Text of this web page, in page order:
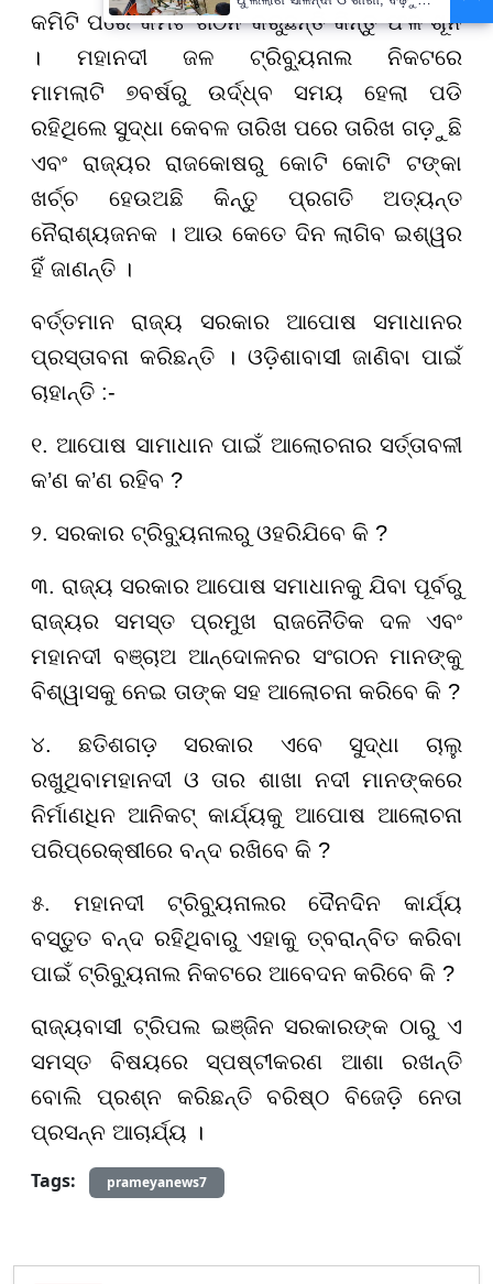
କମିଟିପରେ କମିଟିଗଠନ କରୁଛନ୍ତି କିନ୍ତୁ ଫଳ ଶୂନ
। ମହାନଦୀ ଜଳ ଟ୍ରିବ୍ୟୁନାଲ ନିକଟରେ
ମାମଲାଟି ୭ବର୍ଷରୁ ଉର୍ଦ୍ଧ୍ବ ସମୟ ହେଲା ପଡି
ରହିଥିଲେ ସୁଦ୍ଧା କେବଳ ତାରିଖ ପରେ ତାରିଖ ଗଡ଼ୁଛି
ଏବଂ ରାଜ୍ୟର ରାଜକୋଷରୁ କୋଟି କୋଟି ଟଙ୍କା
ଖର୍ଚ୍ଚ ହେଉଅଛି କିନ୍ତୁ ପ୍ରଗତି ଅତ୍ୟନ୍ତ
ନୈରାଶ୍ୟଜନକ । ଆଉ କେତେ ଦିନ ଲାଗିବ ଇଶ୍ୱର
ହିଁ ଜାଣନ୍ତି ।
ବର୍ତ୍ତମାନ ରାଜ୍ୟ ସରକାର ଆପୋଷ ସମାଧାନର
ପ୍ରସ୍ତାବନା କରିଛନ୍ତି । ଓଡ଼ିଶାବାସୀ ଜାଣିବା ପାଇଁ
ଚାହାନ୍ତି :-
୧. ଆପୋଷ ସାମାଧାନ ପାଇଁ ଆଲୋଚନାର ସର୍ତ୍ତାବଳୀ
କ’ଣ କ’ଣ ରହିବ ?
୨. ସରକାର ଟ୍ରିବ୍ୟୁନାଲରୁ ଓହରିଯିବେ କି ?
୩. ରାଜ୍ୟ ସରକାର ଆପୋଷ ସମାଧାନକୁ ଯିବା ପୂର୍ବରୁ
ରାଜ୍ୟର ସମସ୍ତ ପ୍ରମୁଖ ରାଜନୈତିକ ଦଳ ଏବଂ
ମହାନଦୀ ବଞ୍ଚାଅ ଆନ୍ଦୋଳନର ସଂଗଠନ ମାନଙ୍କୁ
ବିଶ୍ୱାସକୁ ନେଇ ତାଙ୍କ ସହ ଆଲୋଚନା କରିବେ କି ?
୪. ଛତିଶଗଡ଼ସରକାର ଏବେ ସୁଦ୍ଧା ଚାଲୁ
ରଖୁଥିବାମହାନଦୀ ଓ ତାର ଶାଖା ନଦୀ ମାନଙ୍କରେ
ନିର୍ମାଣଧିନ ଆନିକଟ୍ କାର୍ଯ୍ୟକୁ ଆପୋଷ ଆଲୋଚନା
ପରିପ୍ରେକ୍ଷୀରେ ବନ୍ଦ ରଖିବେ କି ?
୫. ମହାନଦୀ ଟ୍ରିବ୍ୟୁନାଲର ଦୈନଦିନ କାର୍ଯ୍ୟ
ବସ୍ତୁତ ବନ୍ଦ ରହିଥିବାରୁ ଏହାକୁ ତ୍ବରାନ୍ବିତ କରିବା
ପାଇଁ ଟ୍ରିବ୍ୟୁନାଲ ନିକଟରେ ଆବେଦନ କରିବେ କି ?
ରାଜ୍ୟବାସୀ ଟ୍ରିପଲ ଇଞ୍ଜିନ ସରକାରଙ୍କ ଠାରୁ ଏ
ସମସ୍ତ ବିଷୟରେ ସ୍ପଷ୍ଟୀକରଣ ଆଶା ରଖନ୍ତି
ବୋଲି ପ୍ରଶ୍ନ କରିଛନ୍ତି ବରିଷ୍ଠବିଜେଡ଼ି ନେତା
ପ୍ରସନ୍ନ ଆଚାର୍ଯ୍ୟ ।
Tags:
prameyanews7
ବନ୍ୟା ଭୟ